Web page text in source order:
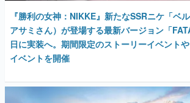
『勝利の女神：NIKKE』新たなSSRニケ「ベ
アサミさん）が登場する最新バージョン「
日に実装へ。期間限定のストーリーイベント
イベントを開催